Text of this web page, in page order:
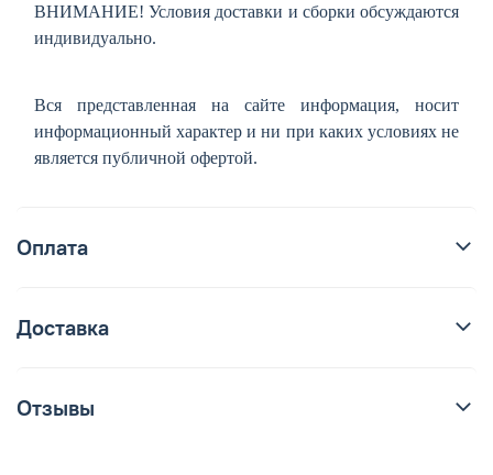
ВНИМАНИЕ! Условия доставки и сборки обсуждаются
индивидуально.
Вся представленная на сайте информация, носит
информационный характер и ни при каких условиях не
является публичной офертой.
Оплата
Доставка
Отзывы